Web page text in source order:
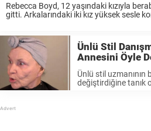
Rebecca Boyd, 12 yaşındaki kızıyla
gitti. Arkalarındaki iki kız yüksek sesle
Ünlü Stil
Annesini Öyle
Kendisi De
Ünlü stil uzmanının
değiştirdiğine tanık